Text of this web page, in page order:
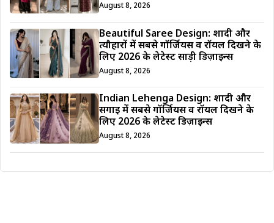
August 8, 2026
Beautiful Saree Design: शादी और
त्यौहारों में सबसे गॉर्जियस व रॉयल दिखने के
लिए 2026 के लेटेस्ट साड़ी डिज़ाइन्स
August 8, 2026
Indian Lehenga Design: शादी और
सगाई में सबसे गॉर्जियस व रॉयल दिखने के
लिए 2026 के लेटेस्ट डिज़ाइन्स
August 8, 2026